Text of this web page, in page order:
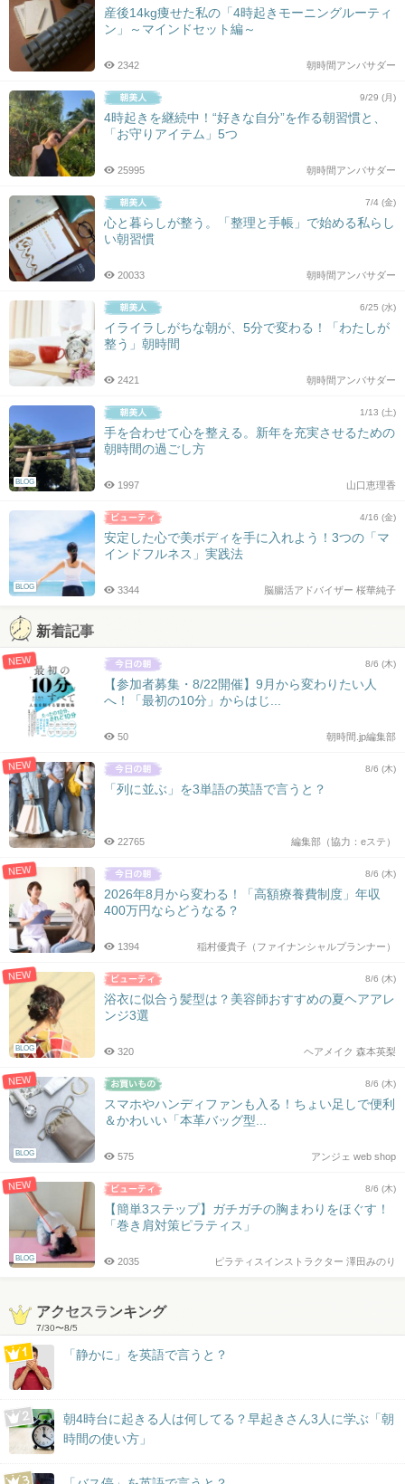
産後14kg痩せた私の「4時起きモーニングルーティ
ン」～マインドセット編～
朝時間アンバサダー
2342
9/29 (月)
4時起きを継続中！“好きな自分”を作る朝習慣と、
「お守りアイテム」5つ
朝時間アンバサダー
25995
7/4 (金)
心と暮らしが整う。「整理と手帳」で始める私らし
い朝習慣
朝時間アンバサダー
20033
6/25 (水)
イライラしがちな朝が、5分で変わる！「わたしが
整う」朝時間
朝時間アンバサダー
2421
BLOG
1/13 (土)
手を合わせて心を整える。新年を充実させるための
朝時間の過ごし方
山口恵理香
1997
BLOG
4/16 (金)
安定した心で美ボディを手に入れよう！3つの「マ
インドフルネス」実践法
脳腸活アドバイザー 桜華純子
3344
新着記事
NEW 8/6 (木)
【参加者募集・8/22開催】9月から変わりたい人
へ！「最初の10分」からはじ...
朝時間.jp編集部
50
NEW 8/6 (木)
「列に並ぶ」を3単語の英語で言うと？
編集部（協力：eステ）
22765
NEW 8/6 (木)
2026年8月から変わる！「高額療養費制度」年収
400万円ならどうなる？
稲村優貴子（ファイナンシャルプランナー）
1394
NEW
BLOG
8/6 (木)
浴衣に似合う髪型は？美容師おすすめの夏ヘアアレ
ンジ3選
ヘアメイク 森本英梨
320
NEW
BLOG
8/6 (木)
スマホやハンディファンも入る！ちょい足しで便利
＆かわいい「本革バッグ型...
アンジェ web shop
575
NEW
BLOG
8/6 (木)
【簡単3ステップ】ガチガチの胸まわりをほぐす！
「巻き肩対策ピラティス」
ピラティスインストラクター 澤田みのり
2035
アクセスランキング
7/30〜8/5
「静かに」を英語で言うと？
朝4時台に起きる人は何してる？早起きさん3人に学ぶ「朝
時間の使い方」